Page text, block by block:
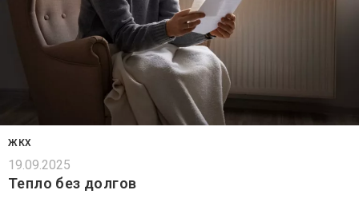
ЖКХ
19.09.2025
Тепло без долгов